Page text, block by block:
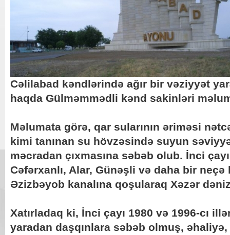
Cəlilabad kəndlərində ağır bir vəziyyət
haqda Gülməmmədli kənd sakinləri
Məlumata görə, qar sularının əriməsi
kimi tanınan su hövzəsində suyun
məcradan çıxmasına səbəb olub. İnci
Cəfərxanlı, Alar, Günəşli və daha bir
Əzizbəyob kanalına qoşularaq Xəzər
Xatırladaq ki, İnci çayı 1980 və 1996-cı
yaradan daşqınlara səbəb olmuş,